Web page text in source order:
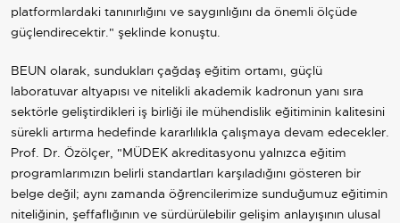
platformlardaki tanınırlığını ve saygınlığını da önemli ölçüde
güçlendirecektir." şeklinde konuştu.
BEUN olarak, sundukları çağdaş eğitim ortamı, güçlü
laboratuvar altyapısı ve nitelikli akademik kadronun yanı sıra
sektörle geliştirdikleri iş birliği ile mühendislik eğitiminin kalitesini
sürekli artırma hedefinde kararlılıkla çalışmaya devam edecekler.
Prof. Dr. Özölçer, "MÜDEK akreditasyonu yalnızca eğitim
programlarımızın belirli standartları karşıladığını gösteren bir
belge değil; aynı zamanda öğrencilerimize sunduğumuz eğitimin
niteliğinin, şeffaflığının ve sürdürülebilir gelişim anlayışının ulusal